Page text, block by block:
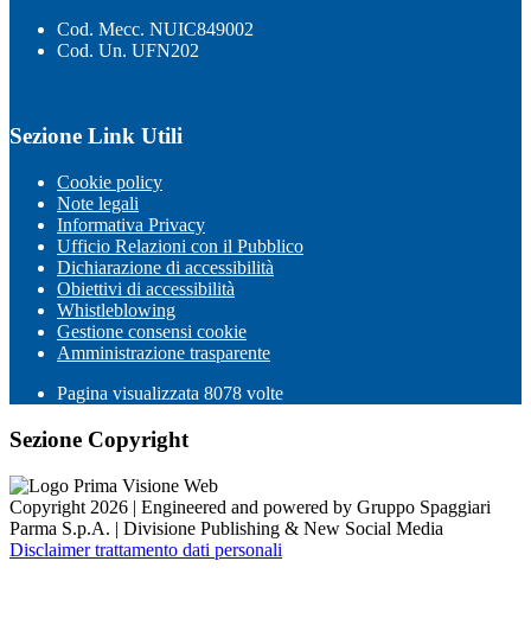
Cod. Mecc. NUIC849002
Cod. Un. UFN202
Sezione Link Utili
Cookie policy
Note legali
Informativa Privacy
Ufficio Relazioni con il Pubblico
Dichiarazione di accessibilità
Obiettivi di accessibilità
Whistleblowing
Gestione consensi cookie
Amministrazione trasparente
Pagina visualizzata 8078 volte
Sezione Copyright
Copyright 2026 | Engineered and powered by Gruppo Spaggiari
Parma S.p.A. | Divisione Publishing & New Social Media
Disclaimer trattamento dati personali